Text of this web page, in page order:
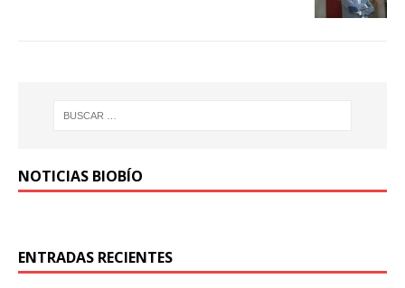
NOTICIAS BIOBÍO
ENTRADAS RECIENTES